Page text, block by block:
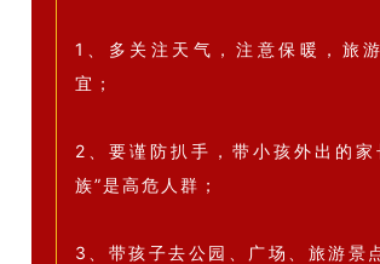
1、多关注天气，注意保暖，旅
宜；
2、要谨防扒手，带小孩外出的家
族”是高危人群；
3、带孩子去公园、广场、旅游景